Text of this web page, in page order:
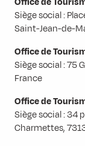
Siège social :
Saint-Jean-de-
Office de
Siège social : 75
France
Office de
Siège social : 34
Charmettes,